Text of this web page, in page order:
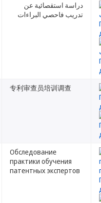
دراسة استقصائية عن
تدريب فاحصي البراءات
专利审查员培训调查
Обследование
практики обучения
патентных экспертов